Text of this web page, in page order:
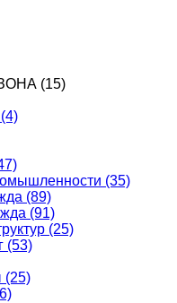
(15)
(4)
(35)
(89)
(91)
(25)
(53)
(25)